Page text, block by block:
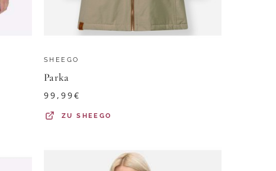
SHEEGO
Parka
99,99€
ZUSHEEGO